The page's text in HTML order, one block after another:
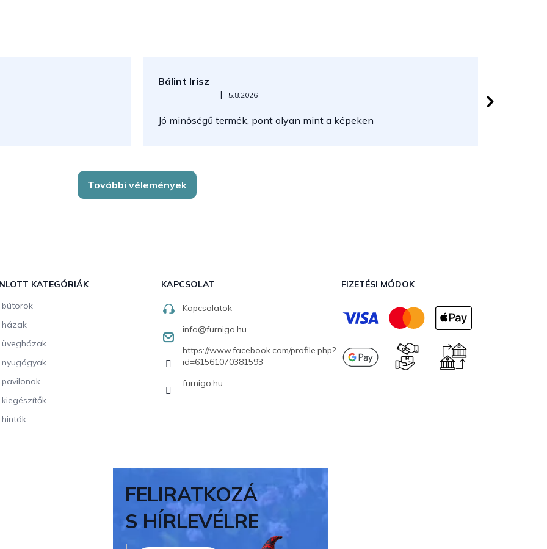
Bálint Irisz
Az áruház értékelése 5-ből 5 csillag.
| 5.8.2026
Jó minőségű termék, pont olyan mint a képeken
További vélemények
KATEGÓRIÁK
bútorok
házak
üvegházak
nyugágyak
pavilonok
kiegészítők
hinták
KAPCSOLAT
Kapcsolatok
info@furnigo.hu
https://www.facebook.com/profile.php?
id=61561070381593
furnigo.hu
FIZETÉSI MÓDOK
FELIRATKOZÁ
S HÍRLEVÉLRE